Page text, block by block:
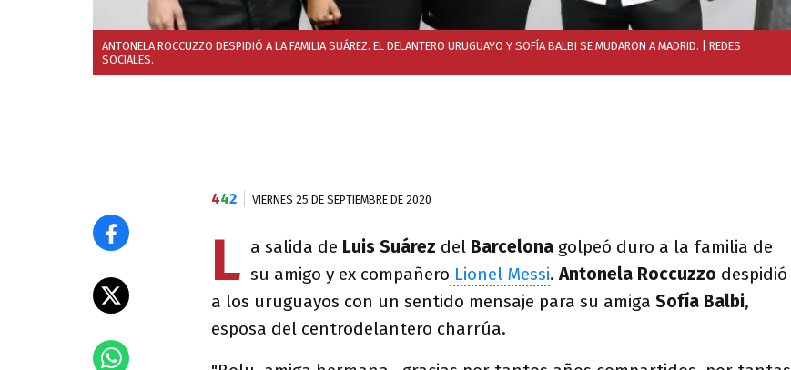
ANTONELA ROCCUZZO DESPIDIÓ A LA FAMILIA SUÁREZ. EL DELANTERO URUGUAYO Y SOFÍA BALBI SE MUDARON A MADRID. | REDES
SOCIALES.
442 VIERNES 25 DE SEPTIEMBRE DE 2020
L a salida de Luis Suárez del Barcelona golpeó duro a la familia de
su amigo y ex compañero Lionel Messi.Antonela Roccuzzo despidió
a los uruguayos con un sentido mensaje para su amiga Sofía Balbi,
esposa del centrodelantero charrúa.